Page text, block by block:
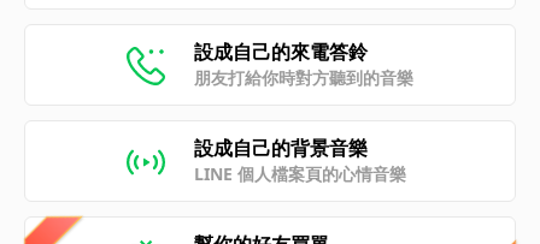
設成自己的來電答鈴
朋友打給你時對方聽到的音樂
設成自己的背景音樂
LINE 個人檔案頁的心情音樂